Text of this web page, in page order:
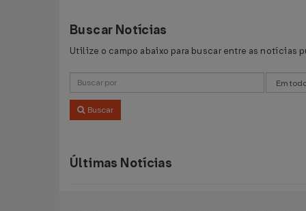
Buscar Notícias
Utilize o campo abaixo para buscar entre as notícias
Buscar
Últimas Notícias